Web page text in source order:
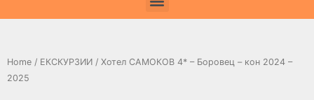
Home / ЕКСКУРЗИИ / Хотел САМОКОВ 4* – Боровец – кон 2024 –
2025